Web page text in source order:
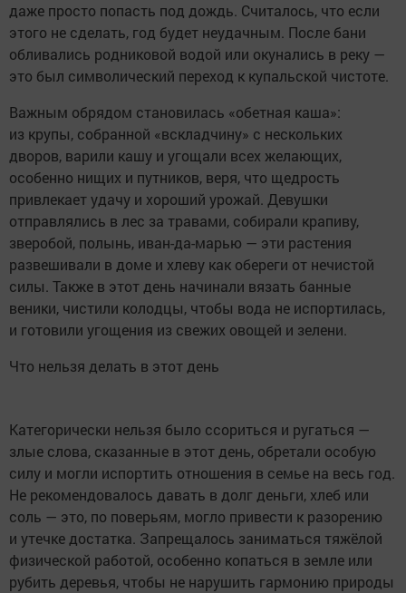
даже просто попасть под дождь. Считалось, что если
этого не сделать, год будет неудачным. После бани
обливались родниковой водой или окунались в реку —
это был символический переход к купальской чистоте.
Важным обрядом становилась «обетная каша»:
из крупы, собранной «вскладчину» с нескольких
дворов, варили кашу и угощали всех желающих,
особенно нищих и путников, веря, что щедрость
привлекает удачу и хороший урожай. Девушки
отправлялись в лес за травами, собирали крапиву,
зверобой, полынь, иван-да-марью — эти растения
развешивали в доме и хлеву как обереги от нечистой
силы. Также в этот день начинали вязать банные
веники, чистили колодцы, чтобы вода не испортилась,
и готовили угощения из свежих овощей и зелени.
Что нельзя делать в этот день
Категорически нельзя было ссориться и ругаться —
злые слова, сказанные в этот день, обретали особую
силу и могли испортить отношения в семье на весь год.
Не рекомендовалось давать в долг деньги, хлеб или
соль — это, по поверьям, могло привести к разорению
и утечке достатка. Запрещалось заниматься тяжёлой
физической работой, особенно копаться в земле или
рубить деревья, чтобы не нарушить гармонию природы